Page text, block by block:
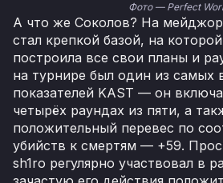
Фото — Perfect
А что же Соколов? На
стал крепкой базой, на
построила все свои планы и
на турнире был один из самых
показателей KAST — он
четырёх раундах из пяти, а
положительный перевес по
убийств к смертям — +59.
sh1ro регулярно участвовал в